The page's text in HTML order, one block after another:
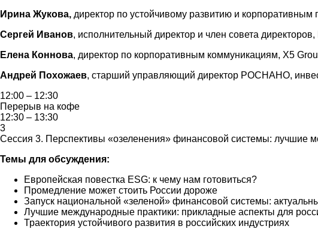
Ирина Жукова, директор по устойчивому развитию и
Сергей Иванов, исполнительный директор и член совета
Елена Коннова, директор по корпоративным коммуникациям, X5
Андрей Похожаев, старший управляющий директор РОСНАНО,
12:00 – 12:30
Перерыв на кофе
12:30 – 13:30
3
Сессия 3. Перспективы «озеленения» финансовой системы: лучшие
Темы для обсуждения:
Европейская повестка ESG: к чему нам готовиться?
Промедление может стоить России дороже
Запуск национальной «зеленой» финансовой системы:
Лучшие международные практики: прикладные аспекты для
Траектория устойчивого развития в российских индустриях